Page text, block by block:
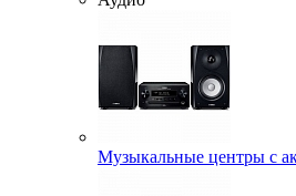
Музыкальные центры с